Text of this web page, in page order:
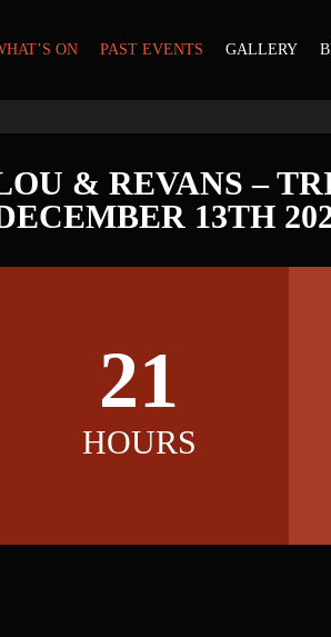
ON PAST EVENTS GALLERY
& REVANS –
13TH
21
HOURS